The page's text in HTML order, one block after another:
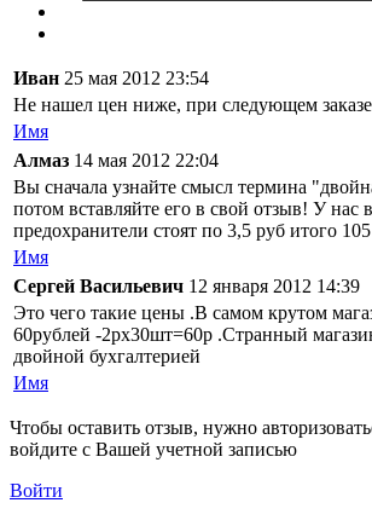
Иван 25 мая 2012 23:54
Не нашел цен ниже, при следующем
Имя
Алмаз 14 мая 2012 22:04
Вы сначала узнайте смысл термина
потом вставляйте его в свой отзыв! У нас
предохранители стоят по 3,5 руб итого
Имя
Сергей Васильевич 12 января 2012 14:39
Это чего такие цены .В самом крутом
60рублей -2рх30шт=60р .Странный
двойной бухгалтерией
Имя
Чтобы оставить отзыв, нужно
войдите с Вашей учетной записью
Войти